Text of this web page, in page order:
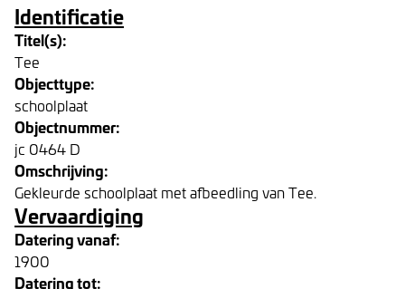
Identificatie
Titel(s):
Tee
Objecttype:
schoolplaat
Objectnummer:
jc 0464 D
Omschrijving:
Gekleurde schoolplaat met afbeedling van Tee.
Vervaardiging
Datering vanaf:
1900
Datering tot: